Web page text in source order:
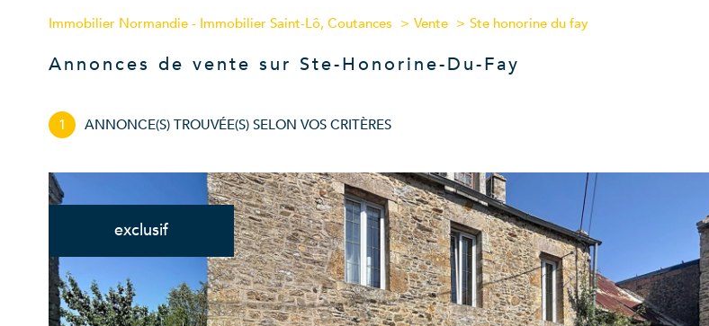
de l'immo pro
de l'immo pro
Immobilier Normandie - Immobilier Saint-Lô, Coutances Vente Ste honorine du fay
Annonces de vente sur Ste-Honorine-Du-Fay
1 ANNONCE(S) TROUVÉE(S) SELON VOS CRITÈRES
exclusif